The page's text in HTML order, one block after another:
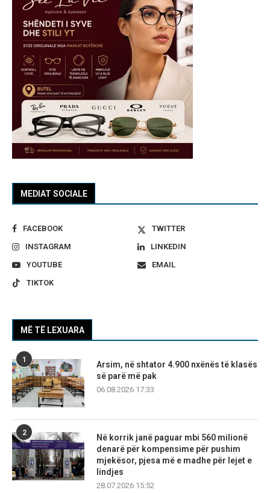
MEDIAT SOCIALE
FACEBOOK
TWITTER
INSTAGRAM
LINKEDIN
YOUTUBE
EMAIL
TIKTOK
MË TË LEXUARA
1
Arsim, në shtator 4.900 nxënës të klasës
së parë më pak
06.08.2026 17:33
2
Në korrik janë paguar mbi 560 milionë
denarë për kompensime për pushim
mjekësor, pjesa më e madhe për lejet e
lindjes
28.07.2026 15:52